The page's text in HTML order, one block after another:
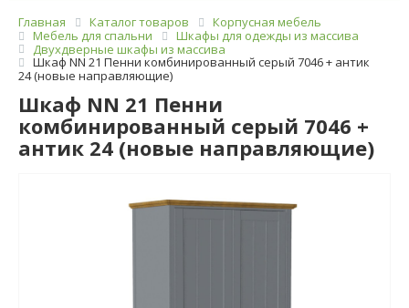
Главная Каталог товаров
Корпусная мебель
Мебель для спальни
Шкафы для одежды из массива
Двухдверные шкафы из массива
Шкаф NN 21 Пенни комбинированный серый 7046 + антик
24 (новые направляющие)
Шкаф NN 21 Пенни
комбинированный серый 7046 +
антик 24 (новые направляющие)